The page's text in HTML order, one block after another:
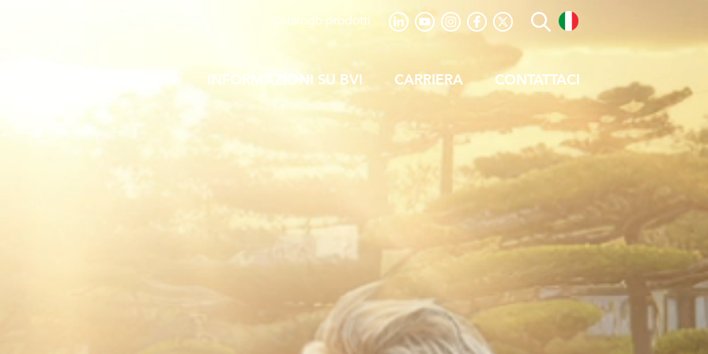
Catalogo prodotti
INFORMAZIONI SU BVI CARRIERA CONTATTACI